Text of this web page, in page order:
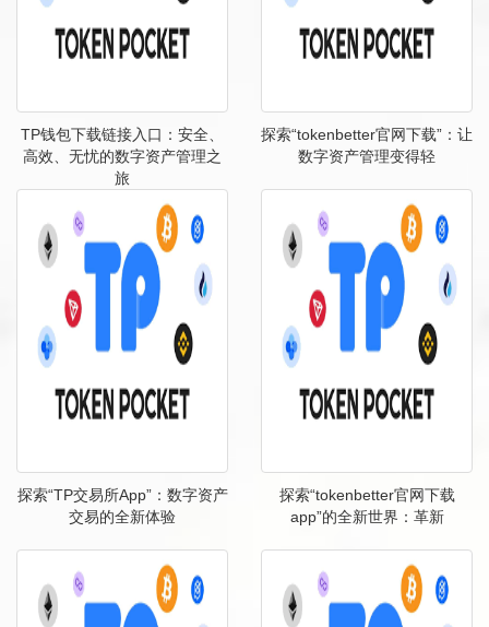
TP钱包下载链接入口：安全、
高效、无忧的数字资产管理之
旅
探索“tokenbetter官网下载”：让
数字资产管理变得轻
探索“TP交易所App”：数字资产
交易的全新体验
探索“tokenbetter官网下载
app”的全新世界：革新